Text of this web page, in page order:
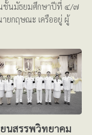
ชั้นมัธยมศึกษาปีที่ ๔/๗
ายกฤษณะ เครืออยู่ ผู้
ยนสรรพวิทยาคม